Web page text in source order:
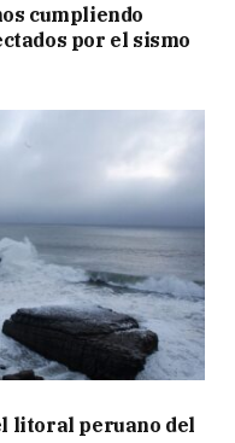
cumpliendo
por el sismo
litoral peruano del